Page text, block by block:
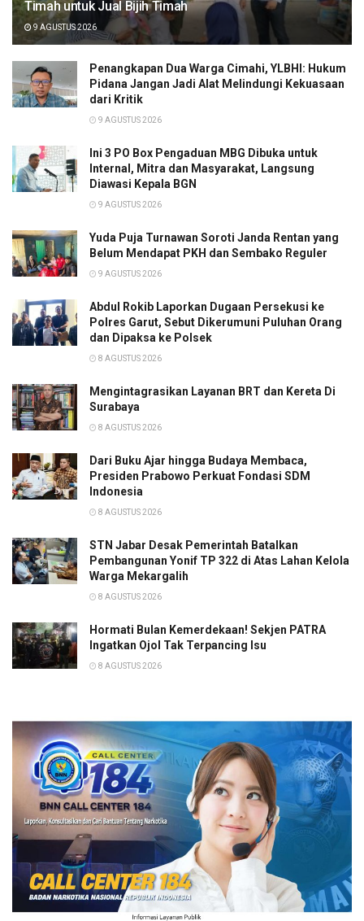
Timah untuk Jual Bijih Timah
9 AGUSTUS 2026
Penangkapan Dua Warga Cimahi, YLBHI: Hukum
Pidana Jangan Jadi Alat Melindungi Kekuasaan
dari Kritik
9 AGUSTUS 2026
Ini 3 PO Box Pengaduan MBG Dibuka untuk
Internal, Mitra dan Masyarakat, Langsung
Diawasi Kepala BGN
9 AGUSTUS 2026
Yuda Puja Turnawan Soroti Janda Rentan yang
Belum Mendapat PKH dan Sembako Reguler
9 AGUSTUS 2026
Abdul Rokib Laporkan Dugaan Persekusi ke
Polres Garut, Sebut Dikerumuni Puluhan Orang
dan Dipaksa ke Polsek
8 AGUSTUS 2026
Mengintagrasikan Layanan BRT dan Kereta Di
Surabaya
8 AGUSTUS 2026
Dari Buku Ajar hingga Budaya Membaca,
Presiden Prabowo Perkuat Fondasi SDM
Indonesia
8 AGUSTUS 2026
STN Jabar Desak Pemerintah Batalkan
Pembangunan Yonif TP 322 di Atas Lahan Kelola
Warga Mekargalih
8 AGUSTUS 2026
Hormati Bulan Kemerdekaan! Sekjen PATRA
Ingatkan Ojol Tak Terpancing Isu
8 AGUSTUS 2026